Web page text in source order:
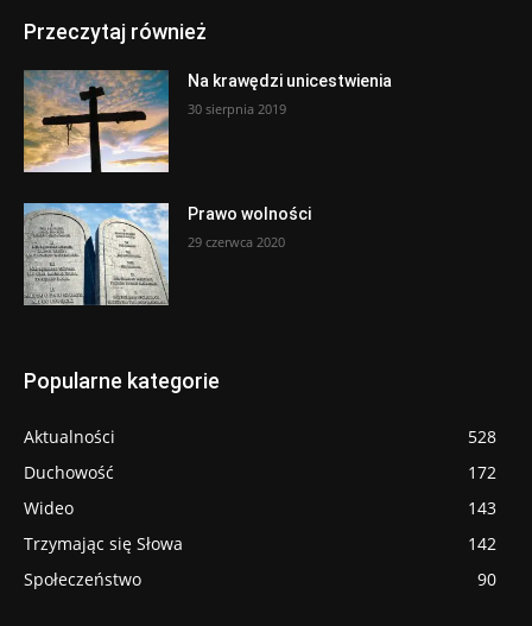
Przeczytaj również
Na krawędzi unicestwienia
30 sierpnia 2019
Prawo wolności
29 czerwca 2020
Popularne kategorie
Aktualności
528
Duchowość
172
Wideo
143
Trzymając się Słowa
142
Społeczeństwo
90